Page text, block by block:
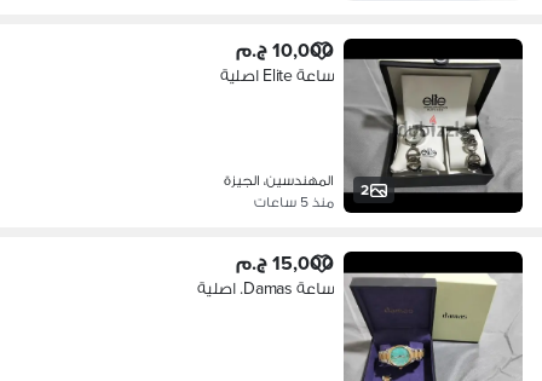
2
10,000 ج.م
ساعة Elite اصلية
المهندسين، الجيزة
منذ 5 ساعات
15,000 ج.م
ساعة Damas. اصلية